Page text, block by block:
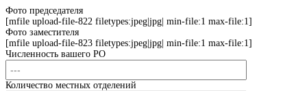
Фото председателя
[mfile upload-file-822 filetypes:jpeg|jpg| min-file:1 max-file:1]
Фото заместителя
[mfile upload-file-823 filetypes:jpeg|jpg| min-file:1 max-file:1]
Численность вашего РО
Количество местных отделений